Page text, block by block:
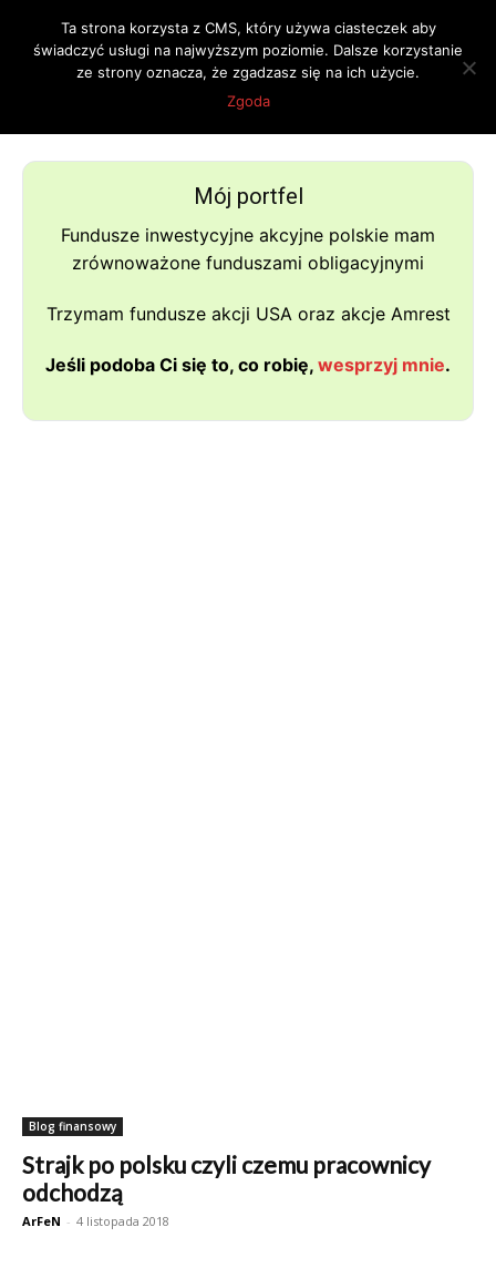
Strona główna Tagi Kultura
Mój portfel
Fundusze inwestycyjne akcyjne polskie mam
zrównoważone funduszami obligacyjnymi
Trzymam fundusze akcji USA oraz akcje Amrest
Jeśli podoba Ci się to, co robię, wesprzyj mnie.
Blog finansowy
Strajk po polsku czyli czemu pracownicy
odchodzą
ArFeN - 4 listopada 2018
Ta strona korzysta z CMS, który używa ciasteczek aby
świadczyć usługi na najwyższym poziomie. Dalsze korzystanie
ze strony oznacza, że zgadzasz się na ich użycie.
Zgoda